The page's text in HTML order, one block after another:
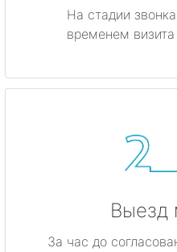
На стадии
временем
Выезд
За час до